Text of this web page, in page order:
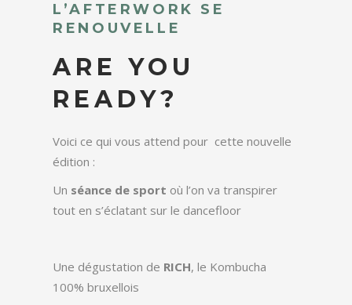
L’AFTERWORK SE
RENOUVELLE
ARE YOU
READY?
Voici ce qui vous attend pour cette nouvelle
édition :
Un séance de sport où l’on va transpirer
tout en s’éclatant sur le dancefloor
Une dégustation de RICH, le Kombucha
100% bruxellois